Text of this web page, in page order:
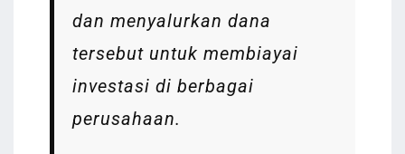
dan menyalurkan dana
tersebut untuk membiayai
investasi di berbagai
perusahaan.